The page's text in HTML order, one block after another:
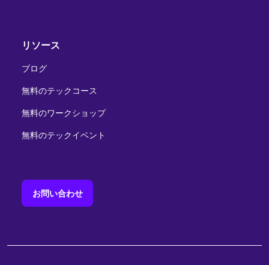
リソース
ブログ
無料のテックコース
無料のワークショップ
無料のテックイベント
お問い合わせ